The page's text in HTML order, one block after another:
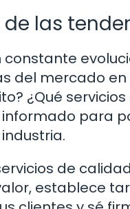
las
del mercado
¿Qué
para
de
establece